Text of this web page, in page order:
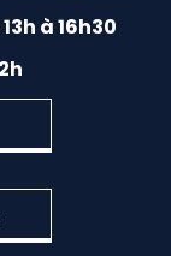
à 16h30